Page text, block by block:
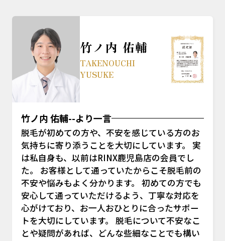
竹ノ内 佑輔
TAKENOUCHI
YUSUKE
竹ノ内 佑輔--より一言
脱毛が初めての方や、不安を感じている方のお
気持ちに寄り添うことを大切にしています。 実
は私自身も、以前はRINX鹿児島店の会員でし
た。 お客様として通っていたからこそ脱毛前の
不安や悩みもよく分かります。 初めての方でも
安心して通っていただけるよう、丁寧な対応を
心がけており、お一人おひとりに合ったサポー
トを大切にしています。 脱毛について不安なこ
とや疑問があれば、どんな些細なことでも構い